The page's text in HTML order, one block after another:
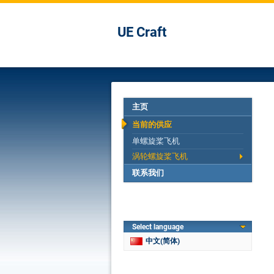
UE Craft
主页
当前的供应
单螺旋桨飞机
涡轮螺旋桨飞机
联系我们
Select language
中文(简体)